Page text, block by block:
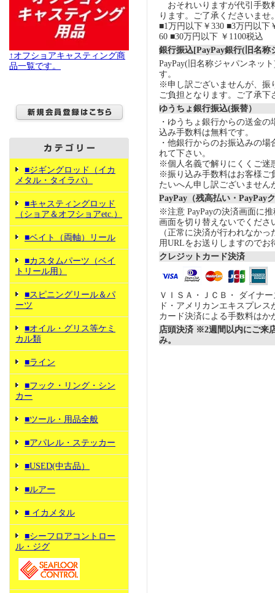
↑オフショアキャスティング商
品一覧です。
■ジギングロッド（イカ
メタル・タイラバ）
■キャスティングロッド
（ショア＆オフショアetc.）
■ベイト（両軸）リール
■カスタムパーツ（ベイ
トリール用）
■スピニングリール＆パ
ーツ
■オイル・グリス等ケミ
カル類
■ライン
■フック・リング・シン
カー
■ツール・用品全般
■アパレル・ステッカー
■USED(中古品）
■ルアー
■ イカメタル
■シーフロアコントロー
ル・ジグ
おそれいりますが代引手数
ります。ご了承くださいませ
■1万円以下￥330 ■3万円以下
60 ■30万円以下 ￥1100税込
銀行振込[PayPay銀行(旧名称
PayPay(旧名称ジャパンネッ
す。
※申し訳ございませんが、振
ご負担となります。ご了承下
ゆうちょ銀行振込(振替）
・ゆうちょ銀行からの送金
込み手数料は無料です。
・他銀行からのお振込みの場
れて下さい。
※個人名義で解りにくくご迷
※振り込み手数料はお客様ご
たいへん申し訳ございません
PayPay（残高払い・PayPay
※注意 PayPayの決済画面に
画面を切り替えないでくださ
（正常に決済が行われなか
用URLをお送りしますのでお
クレジットカード決済
ＶＩＳＡ・ＪＣＢ・ ダイナ
ド・アメリカンエキスプレ
カード決済による手数料はか
店頭決済 ※2週間以内にご来
み。